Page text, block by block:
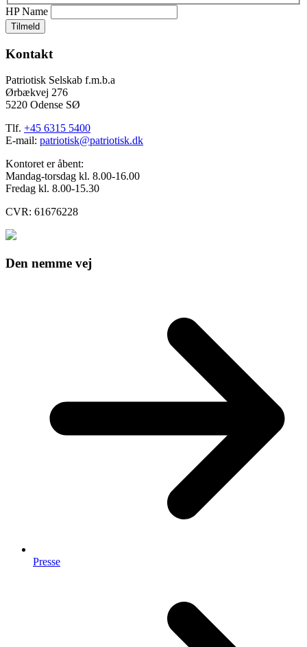
HP Name
Tilmeld
Kontakt
Patriotisk Selskab f.m.b.a
Ørbækvej 276
5220 Odense SØ
Tlf. +45 6315 5400
E-mail: patriotisk@patriotisk.dk
Kontoret er åbent:
Mandag-torsdag kl. 8.00-16.00
Fredag kl. 8.00-15.30
CVR: 61676228
Den nemme vej
Presse